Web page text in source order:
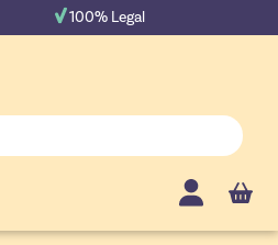
Cart
100% Legal